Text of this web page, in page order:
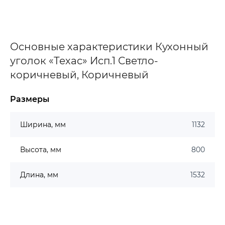
Основные характеристики Кухонный
уголок «Техас» Исп.1 Светло-
коричневый, Коричневый
Размеры
Ширина, мм 1132
Высота, мм 800
Длина, мм 1532